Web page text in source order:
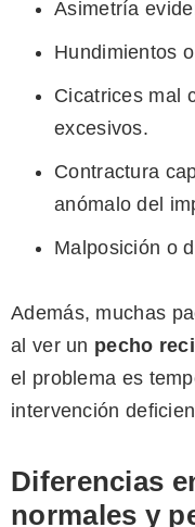
Asimetría
Hundimientos
Cicatrices mal
excesivos.
Contractura
anómalo del
Malposición o
Además, muchas
al ver un pecho
el problema es
intervención
Diferencias
normales y